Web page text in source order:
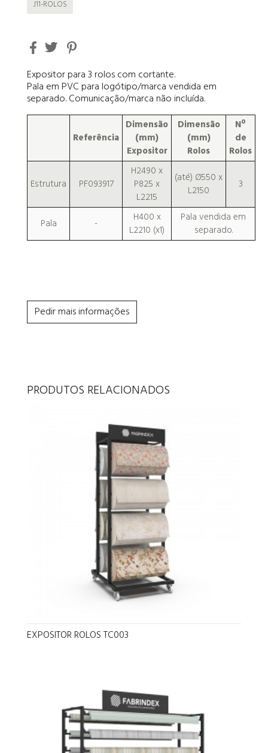
J11-ROLOS
Expositor para 3 rolos com cortante.
Pala em PVC para logótipo/marca vendida em
separado. Comunicação/marca não incluída.
Referência
Dimensão
(mm)
Expositor
Dimensão
(mm)
Rolos
Nº
de
Rolos
Estrutura PF093917
H2490 x
P825 x
L2215
(até) Ø550 x
L2150
3
Pala -
H400 x
L2210 (x1)
Pala vendida em
separado.
Pedir mais informações
PRODUTOS RELACIONADOS
EXPOSITOR ROLOS TC003